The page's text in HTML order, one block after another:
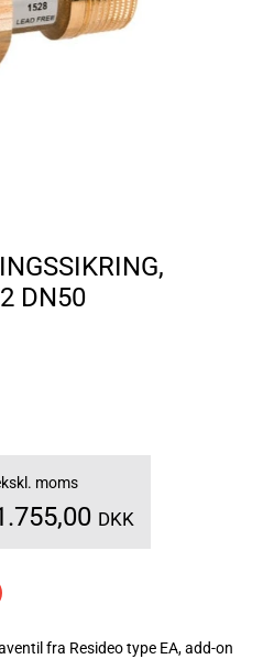
DN50
moms
DKK
fra Resideo type EA, add-on